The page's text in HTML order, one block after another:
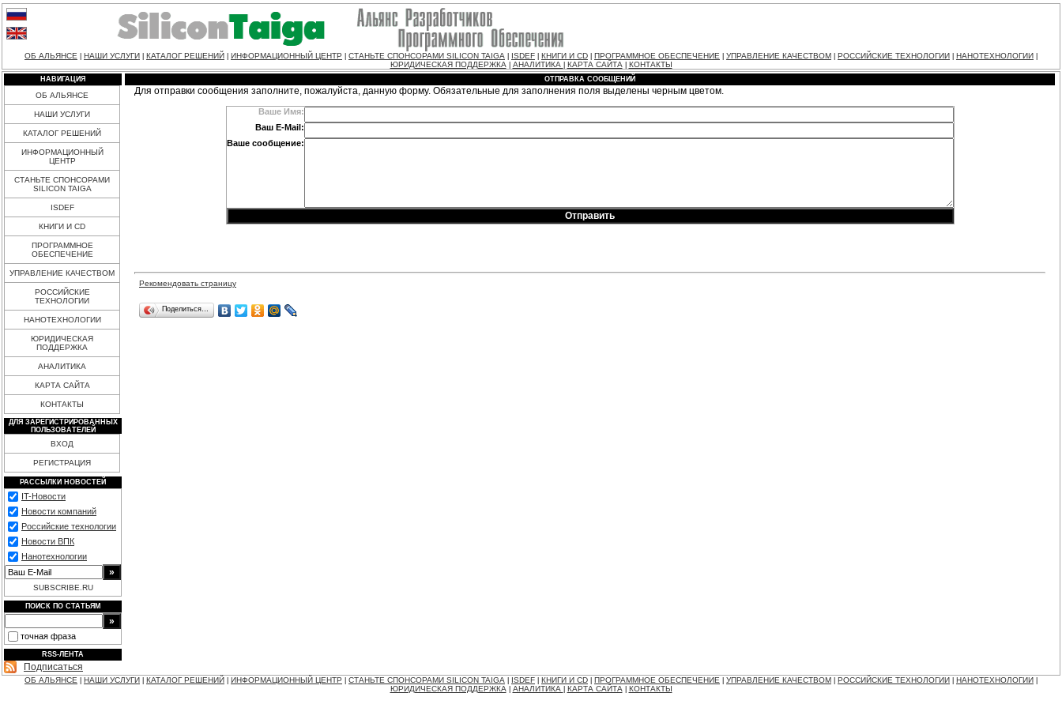
ОБ АЛЬЯНСЕ НАШИ УСЛУГИ КАТАЛОГ РЕШЕНИЙ ИНФОРМАЦИОННЫЙ ЦЕНТР СТАНЬТЕ СПОНСОРАМИ SILICON TAIGA ISDEF КНИГИ И CD ПРОГРАММНОЕ ОБЕСПЕЧЕНИЕ УПРАВЛЕНИЕ КАЧЕСТВОМ РОССИЙСКИЕ ТЕХНОЛОГИИ НАНОТЕХНОЛОГИИ
ЮРИДИЧЕСКАЯ ПОДДЕРЖКА| АНАЛИТИКА КАРТА САЙТА| КОНТАКТЫ
НАВИГАЦИЯ
ОБ АЛЬЯНСЕ
НАШИ УСЛУГИ
КАТАЛОГ РЕШЕНИЙ
ИНФОРМАЦИОННЫЙ
ЦЕНТР
СТАНЬТЕ СПОНСОРАМИ
SILICON TAIGA
ISDEF
КНИГИ И CD
ПРОГРАММНОЕ
ОБЕСПЕЧЕНИЕ
УПРАВЛЕНИЕ КАЧЕСТВОМ
РОССИЙСКИЕ
ТЕХНОЛОГИИ
НАНОТЕХНОЛОГИИ
ЮРИДИЧЕСКАЯ
ПОДДЕРЖКА
АНАЛИТИКА
КАРТА САЙТА
КОНТАКТЫ
ДЛЯ ЗАРЕГИСТРИРОВАННЫХ
ПОЛЬЗОВАТЕЛЕЙ
ВХОД
РЕГИСТРАЦИЯ
РАССЫЛКИ НОВОСТЕЙ
IT-Новости
Новости компаний
Российские технологии
Новости ВПК
Нанотехнологии
SUBSCRIBE.RU
ПОИСК ПО СТАТЬЯМ
точная фраза
RSS-ЛЕНТА
Подписаться
ОТПРАВКА СООБЩЕНИЙ
Для отправки сообщения заполните, пожалуйста, данную форму. Обязательные для заполнения поля выделены черным цветом.
Ваше Имя:
Ваш E-Mail:
Ваше сообщение:
Рекомендовать страницу
Поделиться…
ОБ АЛЬЯНСЕ НАШИ УСЛУГИ КАТАЛОГ РЕШЕНИЙ ИНФОРМАЦИОННЫЙ ЦЕНТР СТАНЬТЕ СПОНСОРАМИ SILICON TAIGA ISDEF КНИГИ И CD ПРОГРАММНОЕ ОБЕСПЕЧЕНИЕ УПРАВЛЕНИЕ КАЧЕСТВОМ РОССИЙСКИЕ ТЕХНОЛОГИИ НАНОТЕХНОЛОГИИ
ЮРИДИЧЕСКАЯ ПОДДЕРЖКА| АНАЛИТИКА КАРТА САЙТА| КОНТАКТЫ